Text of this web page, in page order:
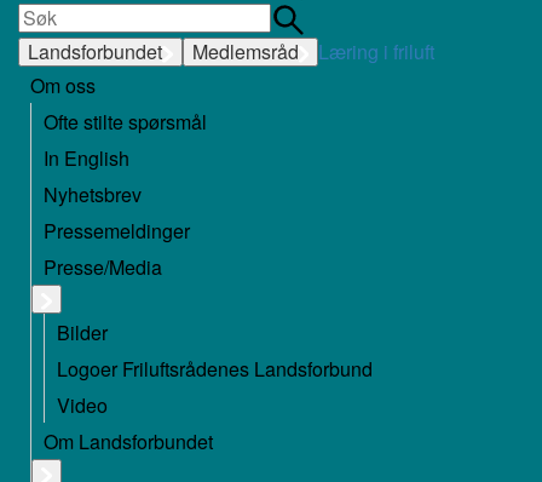
Landsforbundet Medlemsråd
Læring i friluft
Om oss
Ofte stilte spørsmål
In English
Nyhetsbrev
Pressemeldinger
Presse/Media
Bilder
Logoer Friluftsrådenes Landsforbund
Video
Om Landsforbundet